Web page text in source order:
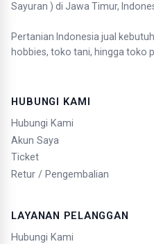
Sayuran ) di Jawa Timur,
Pertanian Indonesia jual
hobbies, toko tani, hingga toko
HUBUNGI KAMI
Hubungi Kami
Akun Saya
Ticket
Retur / Pengembalian
LAYANAN PELANGGAN
Hubungi Kami